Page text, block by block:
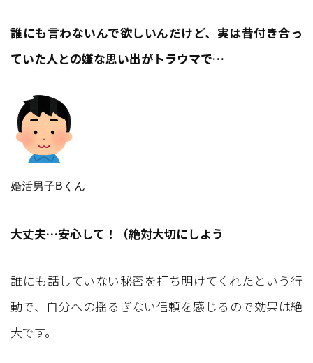
誰にも言わないんで欲しいんだけど、実は昔付き合っ
ていた人との嫌な思い出がトラウマで…
婚活男子Bくん
大丈夫…安心して！（絶対大切にしよう
誰にも話していない秘密を打ち明けてくれたという行
動で、自分への揺るぎない信頼を感じるので効果は絶
大です。